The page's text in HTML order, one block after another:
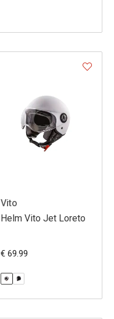
Vito
Helm Vito Jet Loreto
€ 69.99